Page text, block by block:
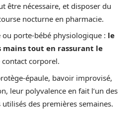
être nécessaire, et disposer du
nocturne en pharmacie.
ou porte-bébé physiologique : le
mains tout en rassurant le
contact corporel.
épaule, bavoir improvisé,
leur polyvalence en fait l’un des
utilisés des premières semaines.